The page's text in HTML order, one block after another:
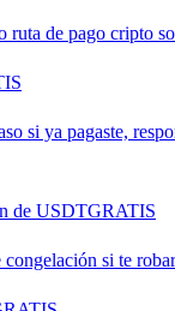
ruta de pago cripto
si ya pagaste,
de USDTGRATIS
congelación si te